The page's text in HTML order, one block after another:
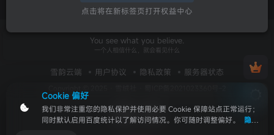
You see what you believe.
一个人相信什么，就会看见什么
雪韵云端 用户协议 隐私政策 服务器状态
Cookie 偏好
我们非常注重您的隐私保护并使用必要 Cookie 保障站点正常运行；
同时默认启用百度统计以了解访问情况。你可随时调整偏好。
隐私
点击将在新标签页打开权益中心